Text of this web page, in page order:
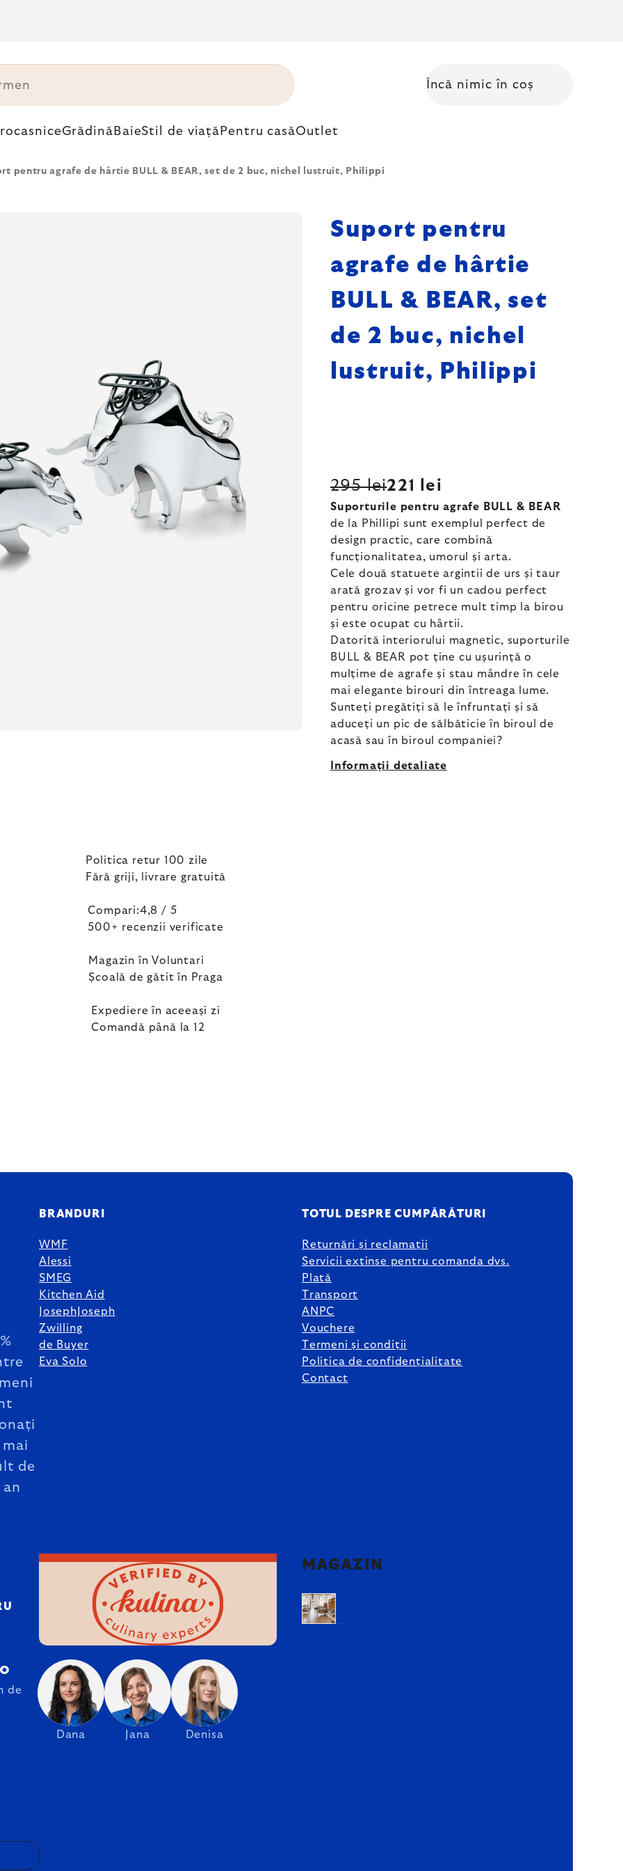
Coş de cumpărături
Încă nimic în coș
Grădină BaieStil de viață Pentru casăOutlet
pentru agrafe de hârtie BULL & BEAR, set de 2 buc, nichel lustruit, Philippi
Suport pentru
agrafe de hârtie
BULL & BEAR, set
de 2 buc, nichel
lustruit, Philippi
295 lei221 lei
Suporturile pentru agrafe BULL & BEAR
de la Phillipi sunt exemplul perfect de
design practic, care combină
funcționalitatea, umorul și arta.
Cele două statuete argintii de urs și taur
arată grozav și vor fi un cadou perfect
pentru oricine petrece mult timp la birou
și este ocupat cu hârtii.
Datorită interiorului magnetic, suporturile
BULL & BEAR pot ține cu ușurință o
mulțime de agrafe și stau mândre în cele
mai elegante birouri din întreaga lume.
Sunteți pregătiți să le înfruntați și să
aduceți un pic de sălbăticie în biroul de
acasă sau în biroul companiei?
Informaţii detaliate
Politica retur 100 zile
Fără griji, livrare gratuită
Compari:4,8 / 5
500+ recenzii verificate
Magazin în Voluntari
Școală de gătit în Praga
Expediere în aceeași zi
Comandă până la 12
mai
de
an
BRANDURI
WMF
Alessi
SMEG
Kitchen Aid
JosephJoseph
Zwilling
de Buyer
Eva Solo
TOTUL DESPRE CUMPĂRĂTURI
Returnări și reclamații
Servicii extinse pentru comanda dvs.
Plată
Transport
ANPC
Vouchere
Termeni și condiții
Politica de confidențialitate
Contact
Dana Jana Denisa
de
MAGAZIN